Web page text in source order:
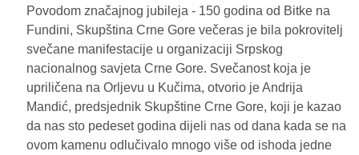
Povodom značajnog jubileja - 150 godina od Bitke na
Fundini, Skupština Crne Gore večeras je bila pokrovitelj
svečane manifestacije u organizaciji Srpskog
nacionalnog savjeta Crne Gore. Svečanost koja je
upriličena na Orljevu u Kučima, otvorio je Andrija
Mandić, predsjednik Skupštine Crne Gore, koji je kazao
da nas sto pedeset godina dijeli nas od dana kada se na
ovom kamenu odlučivalo mnogo više od ishoda jedne